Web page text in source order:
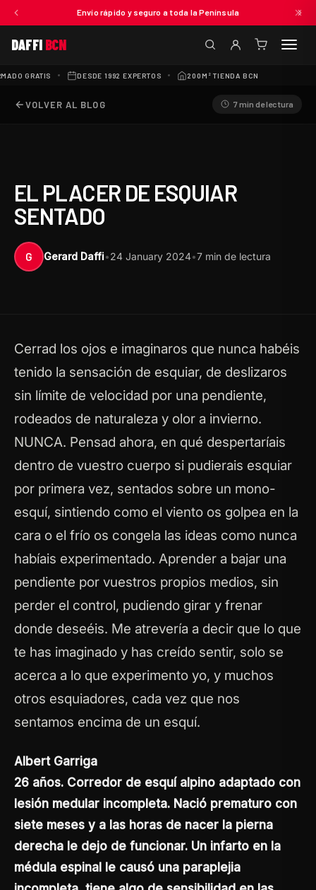
Envío rápido y seguro a toda la Península
DAFFI BCN
(0
GRATIS DESDE 1992 EXPERTOS 200M² TIENDA BCN
VOLVER AL BLOG 7 min de lectura
EL PLACER DE ESQUIAR
SENTADO
G Gerard Daffi•24 January 2024•7 min de lectura
Cerrad los ojos e imaginaros que nunca habéis
tenido la sensación de esquiar, de deslizaros
sin límite de velocidad por una pendiente,
rodeados de naturaleza y olor a invierno.
NUNCA. Pensad ahora, en qué despertaríais
dentro de vuestro cuerpo si pudierais esquiar
por primera vez, sentados sobre un mono-
esquí, sintiendo como el viento os golpea en la
cara o el frío os congela las ideas como nunca
habíais experimentado. Aprender a bajar una
pendiente por vuestros propios medios, sin
perder el control, pudiendo girar y frenar
donde deseéis. Me atrevería a decir que lo que
te has imaginado y has creído sentir, solo se
acerca a lo que experimento yo, y muchos
otros esquiadores, cada vez que nos
sentamos encima de un esquí.
Albert Garriga
26 años. Corredor de esquí alpino adaptado con
lesión medular incompleta. Nació prematuro con
siete meses y a las horas de nacer la pierna
derecha le dejo de funcionar. Un infarto en la
médula espinal le causó una paraplejia